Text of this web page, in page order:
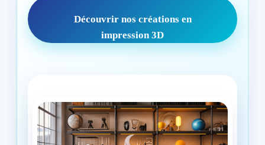
Découvrir nos créations en
impression 3D